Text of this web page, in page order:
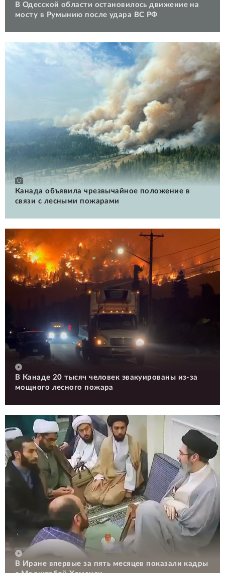
В Одесской области остановилось движение на
мосту в Румынию после удара ВС РФ
Канада объявила чрезвычайное положение в
связи с лесными пожарами
В Канаде 20 тысяч человек эвакуированы из-за
мощного лесного пожара
В Иране впервые за пять месяцев показали кадры